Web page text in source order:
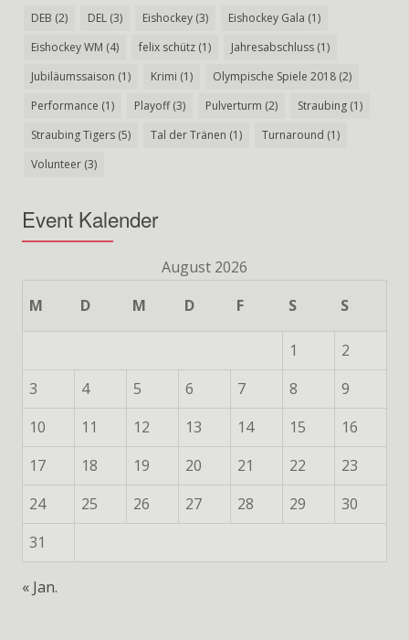
DEB (2) DEL (3) Eishockey (3) Eishockey Gala (1)
Eishockey WM (4) felix schütz (1) Jahresabschluss (1)
Jubiläumssaison (1) Krimi (1) Olympische Spiele 2018 (2)
Performance (1) Playoff(3) Pulverturm (2) Straubing (1)
Straubing Tigers (5) Tal der Tränen (1) Turnaround (1)
Volunteer (3)
Event Kalender
August 2026
M
D M D F S S
1
2
3
4 5 6 7 8
9
10
11 12 13 14 15
16
17
18 19 20 21 22
23
24
25 26 27 28 29
30
31
« Jan.